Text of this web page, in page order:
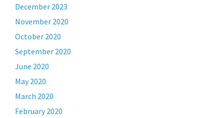
December 2023
November 2020
October 2020
September 2020
June 2020
May 2020
March 2020
February 2020